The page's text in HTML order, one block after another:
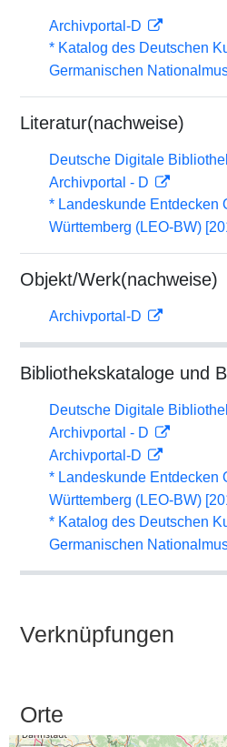
Archivportal-D
* Katalog des Deutschen
Germanischen
Literatur(nachweise)
Deutsche Digitale
Archivportal - D
* Landeskunde Entdecken
Württemberg (LEO-BW)
Objekt/Werk(nachweise)
Archivportal-D
Bibliothekskataloge und
Deutsche Digitale
Archivportal - D
Archivportal-D
* Landeskunde Entdecken
Württemberg (LEO-BW)
* Katalog des Deutschen
Germanischen
Verknüpfungen
Orte